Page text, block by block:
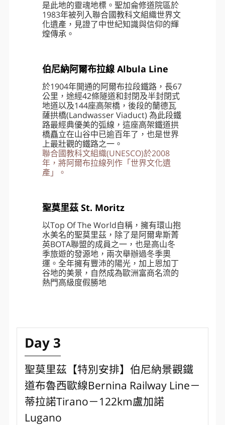
聖加侖老城區 × 修道院圖書館
Abbey Library of Saint Gall
的重鎮。漫步舊城，可見造型別緻、色
彩繽紛的凸窗裝飾，為街景增添濃厚的
歷史韻味。壯麗的巴洛克式大教堂與珍
藏無數古籍的聖加侖修道院圖書館，更
是此地的靈魂地標。聖加侖修道院區於
1983年被列入聯合國教科文組織世界文
化遺產，見證了中世紀知識與信仰的輝
煌傳承。
伯尼納阿爾布拉線 Albula Line
地道以及144座高架橋，後段的蘭德瓦
薩拱橋(Landwasser Viaduct) 為此段鐵
路最經典優美的弧線，這座高架鐵道拱
橋矗立在山谷中已逾百年了，也是世界
上最壯觀的鐵路之一。
聯合國教科文組織(UNESCO)於2008
年，將阿爾布拉線列作「世界文化遺
產」。
以Top Of The World自稱，擁有環山抱
英BOTA聯盟的成員之一，也是高山冬
季旅遊的發源地，兩次舉辦過冬季奧
運。全年擁有豐沛的陽光，加上恩加丁
谷地的美景，自然成為歐洲富商名流的
熱門高級度假勝地